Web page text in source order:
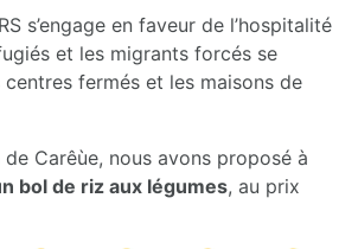
s’engage en faveur de l’hospitalité
et les migrants forcés se
fermés et les maisons de
Carêùe, nous avons proposé à
bol de riz aux légumes, au prix